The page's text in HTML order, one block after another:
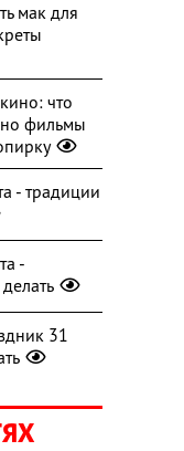
мак для
что
фильмы
- традиции
-
31